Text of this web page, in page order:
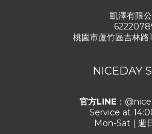
凱澤有限
桃園市蘆竹區吉林路
NICEDAY
官方LINE ：
Service at
Mon-Sat ( 週